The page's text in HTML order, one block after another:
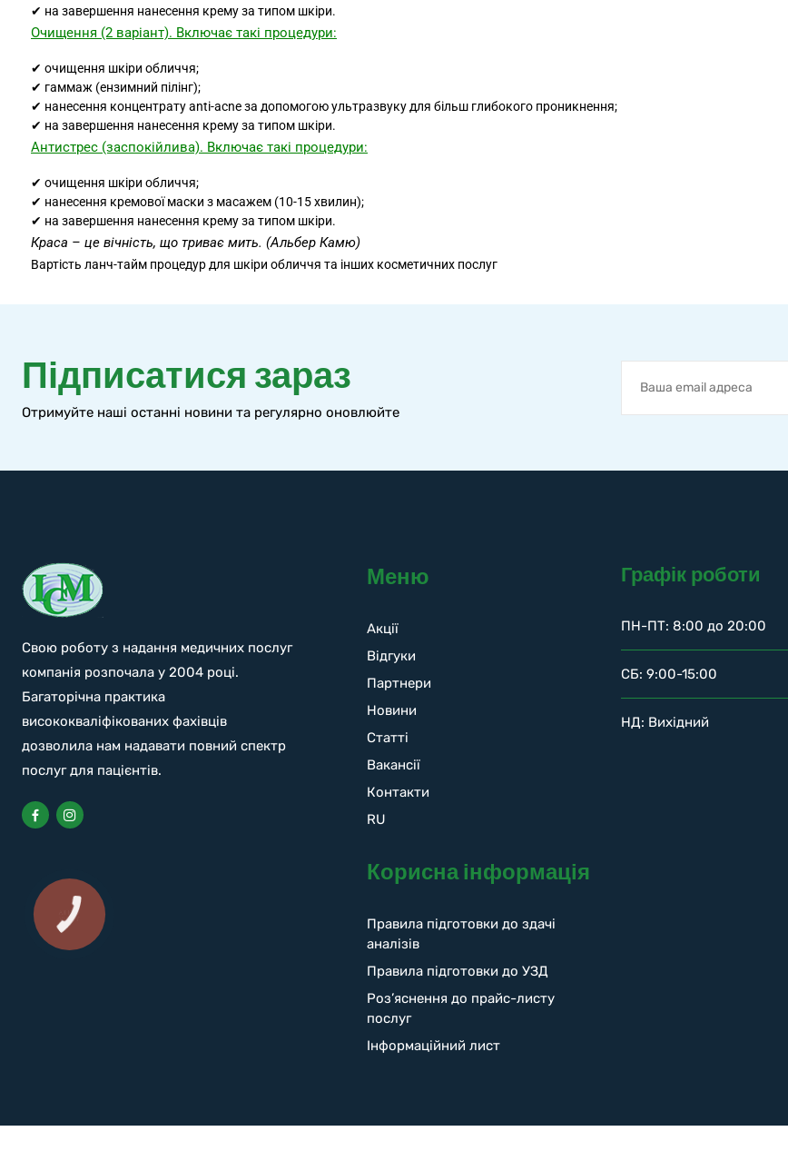
✔ на завершення нанесення крему за типом шкіри.
Очищення (2 варіант). Включає такі процедури:
✔ очищення шкіри обличчя;
✔ гаммаж (ензимний пілінг);
✔ нанесення концентрату anti-acne за допомогою ультразвуку для більш глибокого проникнення;
✔ на завершення нанесення крему за типом шкіри.
Антистрес (заспокійлива). Включає такі процедури:
✔ очищення шкіри обличчя;
✔ нанесення кремової маски з масажем (10-15 хвилин);
✔ на завершення нанесення крему за типом шкіри.
Краса – це вічність, що триває мить. (Альбер Камю)
Вартість ланч-тайм процедур для шкіри обличчя та інших косметичних послуг
Підписатися зараз
Отримуйте наші останні новини та регулярно оновлюйте
Свою роботу з надання медичних послуг
компанія розпочала у 2004 році.
Багаторічна практика
висококваліфікованих фахівців
дозволила нам надавати повний спектр
послуг для пацієнтів.
Меню
Акції
Відгуки
Партнери
Новини
Статті
Вакансії
Контакти
RU
Корисна інформація
Правила підготовки до здачі
аналізів
Правила підготовки до УЗД
Роз’яснення до прайс-листу
послуг
Інформаційний лист
Графік роботи
ПН-ПТ: 8:00 до 20:00
СБ: 9:00-15:00
НД: Вихідний